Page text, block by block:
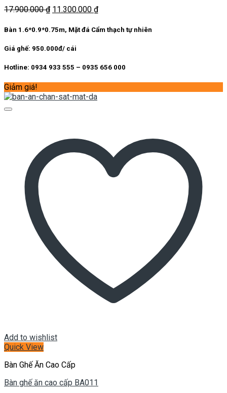
17.900.000₫ Giá
là:
11.300.000 ₫Giá
tại
Bàn 1.6*0.9*0.75m, Mặt đá Cẩm thạch tự nhiên
Giá ghế: 950.000đ/ cái
Hotline: 0934 933 555 – 0935 656 000
Giảm giá!
Add to wishlist
Quick View
Bàn Ghế Ăn Cao Cấp
Bàn ghế ăn cao cấp BA011